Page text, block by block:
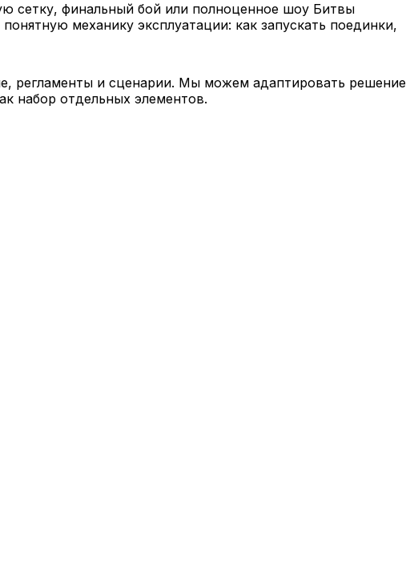
сетку, финальный бой или полноценное шоу Битвы
механику эксплуатации: как запускать поединки,
регламенты и сценарии. Мы можем адаптировать решение
набор отдельных элементов.